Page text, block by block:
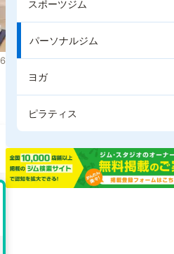
スポーツジム
パーソナルジム
ヨガ
ピラティス